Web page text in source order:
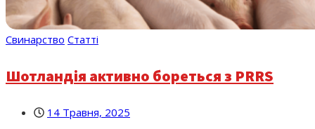
Свинарство Статті
Шотландія активно бореться з PRRS
14 Травня, 2025